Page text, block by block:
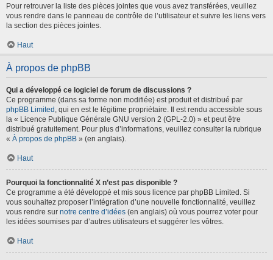
Pour retrouver la liste des pièces jointes que vous avez transférées, veuillez
vous rendre dans le panneau de contrôle de l’utilisateur et suivre les liens vers
la section des pièces jointes.
Haut
À propos de phpBB
Qui a développé ce logiciel de forum de discussions ?
Ce programme (dans sa forme non modifiée) est produit et distribué par
phpBB Limited , qui en est le légitime propriétaire. Il est rendu accessible sous
la « Licence Publique Générale GNU version 2 (GPL-2.0) » et peut être
distribué gratuitement. Pour plus d’informations, veuillez consulter la rubrique
« À propos de phpBB » (en anglais).
Haut
Pourquoi la fonctionnalité X n’est pas disponible ?
Ce programme a été développé et mis sous licence par phpBB Limited. Si
vous souhaitez proposer l’intégration d’une nouvelle fonctionnalité, veuillez
vous rendre sur notre centre d’idées (en anglais) où vous pourrez voter pour
les idées soumises par d’autres utilisateurs et suggérer les vôtres.
Haut